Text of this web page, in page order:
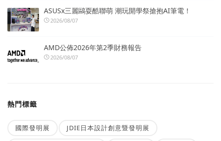
ASUSx三麗鷗耍酷聯萌 潮玩開學祭搶抱AI筆電！
2026/08/07
AMD公佈2026年第2季財務報告
2026/08/07
熱門標籤
國際發明展 JDIE日本設計創意暨發明展